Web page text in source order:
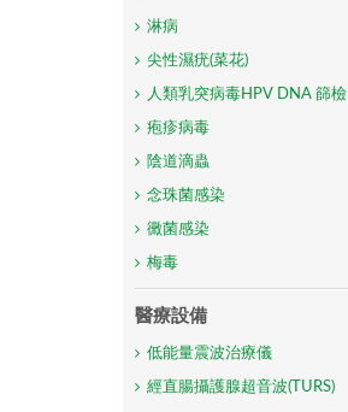
淋病
尖性濕疣(菜花)
人類乳突病毒HPV DNA 篩檢
疱疹病毒
陰道滴蟲
念珠菌感染
黴菌感染
梅毒
醫療設備
低能量震波治療儀
經直腸攝護腺超音波(TURS)